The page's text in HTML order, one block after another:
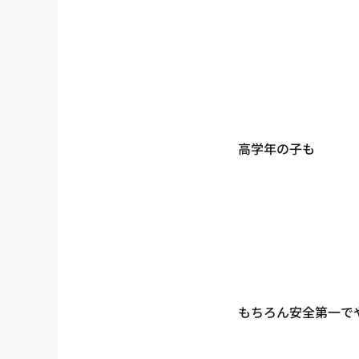
高学年の子も
もちろん安全第一で